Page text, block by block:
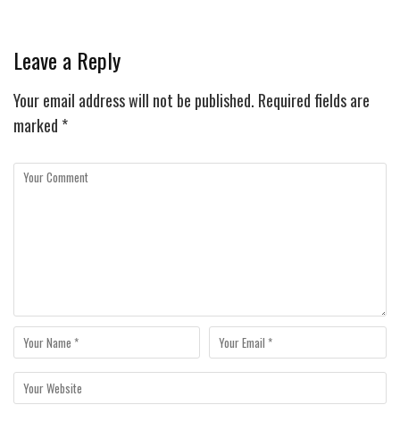
Leave a Reply
Your email address will not be published. Required fields are
marked *